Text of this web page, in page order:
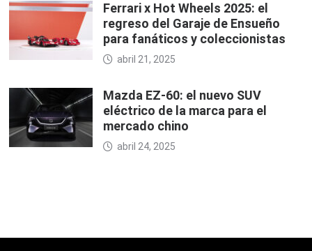
Ferrari x Hot Wheels 2025: el
regreso del Garaje de Ensueño
para fanáticos y coleccionistas
abril 21, 2025
Mazda EZ-60: el nuevo SUV
eléctrico de la marca para el
mercado chino
abril 24, 2025